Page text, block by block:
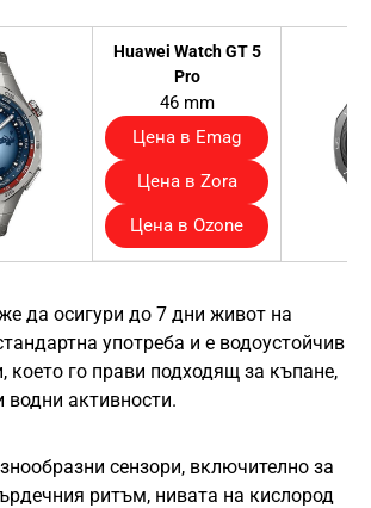
Huawei Watch GT 5
Pro
46 mm
Цена в Emag
Цена в Zora
Цена в Ozone
да осигури до 7 дни живот на
употреба и е водоустойчив
което го прави подходящ за къпане,
водни активности.
сензори, включително за
ритъм, нивата на кислород